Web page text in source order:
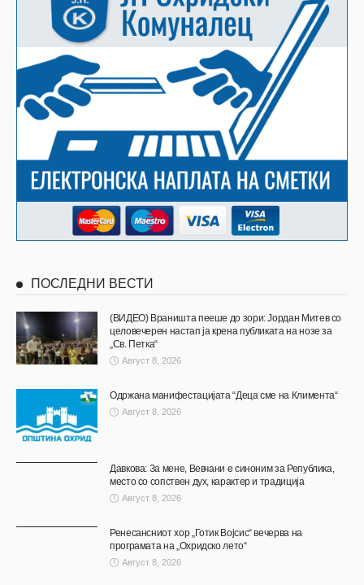
ПОСЛЕДНИ ВЕСТИ
(ВИДЕО) Враништа пееше до зори: Јордан Митев со
целовечерен настап ја крена публиката на нозе за
„Св. Петка“
Август 8, 2026
Одржана манифестацијата “Деца сме на Климента“
Август 8, 2026
Давкова: За мене, Вевчани е синоним за Република,
место со сопствен дух, карактер и традиција
Август 8, 2026
Ренесансниот хор „Готик Војсис“ вечерва на
програмата на „Охридско лето“
Август 8, 2026